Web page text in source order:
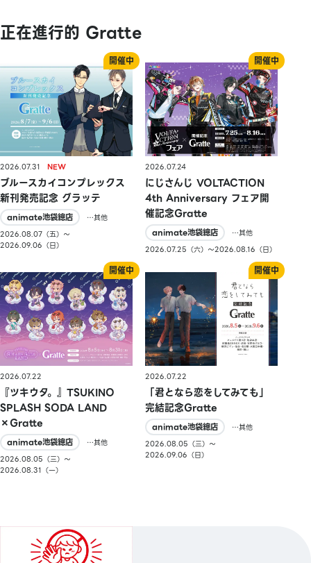
正在進行的 Gratte
2026.07.31
ブルースカイコンプレックス
新刊発売記念 グラッテ
animate池袋總店
…其他
2026.08.07（五）〜
2026.09.06（日）
2026.07.24
にじさんじ VOLTACTION
4th Anniversary フェア開
催記念Gratte
animate池袋總店
…其他
2026.07.25（六）〜2026.08.16（日）
2026.07.22
『ツキウタ。』TSUKINO
SPLASH SODA LAND
×Gratte
animate池袋總店
…其他
2026.08.05（三）〜
2026.08.31（一）
2026.07.22
「君となら恋をしてみても」
完結記念Gratte
animate池袋總店
…其他
2026.08.05（三）〜
2026.09.06（日）